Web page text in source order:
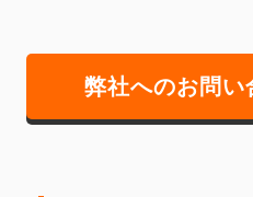
弊社へのお問い